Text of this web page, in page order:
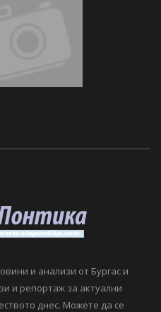
и анализи от Бургас и
и репортаж за актуални
днес. Можете да се